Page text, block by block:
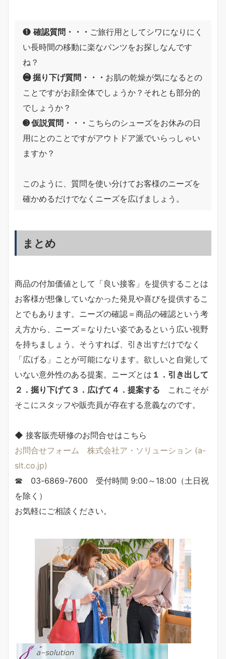
❶ 確認質問・・・ ご旅行用としてシワになりにく
い長時間の移動に楽なパンツをお探しなんです
ね？
❷ 掘り下げ質問・・・ お肌の乾燥が気になるとの
ことですがお顔全体でしょうか？それとも部分的
でしょうか？
➌ 仮説質問・・・ こちらのシューズをお休みの日
用にとのことですがアウトドア派でいらっしゃい
ますか？
このように、質問を使い分けてお客様のニーズを
確かめるだけでなくニーズを広げましょう。
まとめ
商品の付加価値として「良い接客」を提供することは
お客様が想像していなかった発見や喜びを提供するこ
とでもあります。ニーズの確認＝商品の確認という考
え方から、ニーズ＝なりたい姿であるという広い視野
を持ちましょう。そうすれば、引き出すだけでなく
「広げる」ことが可能になります。欲しいと自覚して
いない意外性のある提案。ニーズとは １．引き出して
２．掘り下げて３．広げて４．提案する これこそが
そこにスタッフや販売員が存在する意義なのです。
◆ 接客販売研修のお問合せはこちら
お問合せフォーム 株式会社ア・ソリューション (a-
slt.co.jp)
☎ 03-6869-7600 受付時間 9:00～18:00（土日祝
を除く）
お気軽にご相談ください。